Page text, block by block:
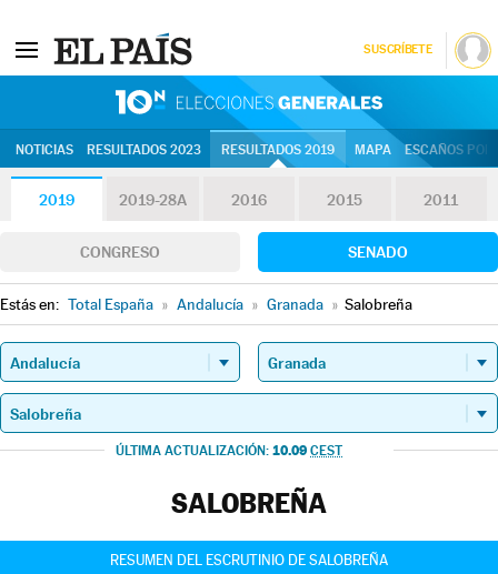
SUSCRÍBETE
NOTICIAS RESULTADOS 2023 RESULTADOS 2019 MAPA ESCAÑOS
2019 2019-28A 2016 2015 2011
CONGRESO SENADO
Estás en: Total España » Andalucía » Granada » Salobreña
ÚLTIMA ACTUALIZACIÓN: 10.09 CEST
SALOBREÑA
RESUMEN DEL ESCRUTINIO DE SALOBREÑA